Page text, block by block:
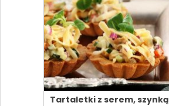
Tartaletki z serem,